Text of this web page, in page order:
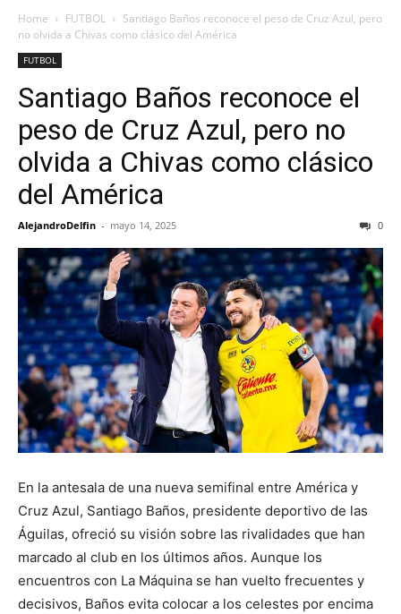
Home FUTBOL
Santiago Baños reconoce el peso de Cruz Azul, pero
no olvida a Chivas como clásico del América
FUTBOL
Santiago Baños reconoce el
peso de Cruz Azul, pero no
olvida a Chivas como clásico
del América
AlejandroDelfin - mayo 14, 2025 0
En la antesala de una nueva semifinal entre América y
Cruz Azul, Santiago Baños, presidente deportivo de las
Águilas, ofreció su visión sobre las rivalidades que han
marcado al club en los últimos años. Aunque los
encuentros con La Máquina se han vuelto frecuentes y
decisivos, Baños evita colocar a los celestes por encima